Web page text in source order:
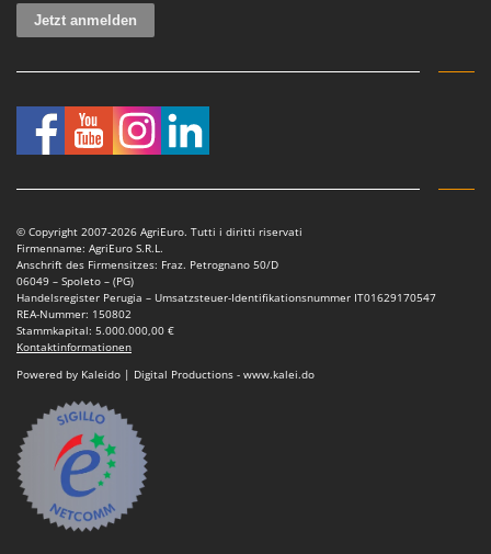
© Copyright 2007-2026 AgriEuro. Tutti i diritti riservati
Firmenname: AgriEuro S.R.L.
Anschrift des Firmensitzes: Fraz. Petrognano 50/D
06049 – Spoleto – (PG)
Handelsregister Perugia – Umsatzsteuer-Identifikationsnummer IT01629170547
REA-Nummer: 150802
Stammkapital: 5.000.000,00 €
Kontaktinformationen
Powered by Kaleido | Digital Productions - www.kalei.do